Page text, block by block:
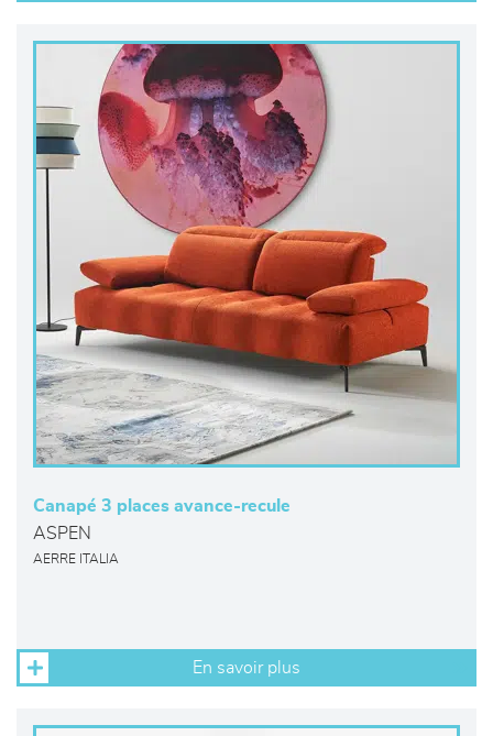
Canapé 3 places avance-recule
ASPEN
AERRE ITALIA
En savoir plus